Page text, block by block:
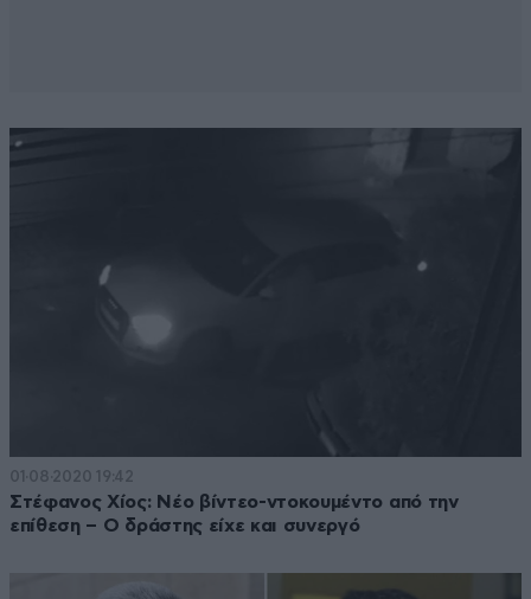
01·08·2020 19:42
Στέφανος Χίος: Νέο βίντεο-ντοκουμέντο από την
επίθεση – O δράστης είχε και συνεργό